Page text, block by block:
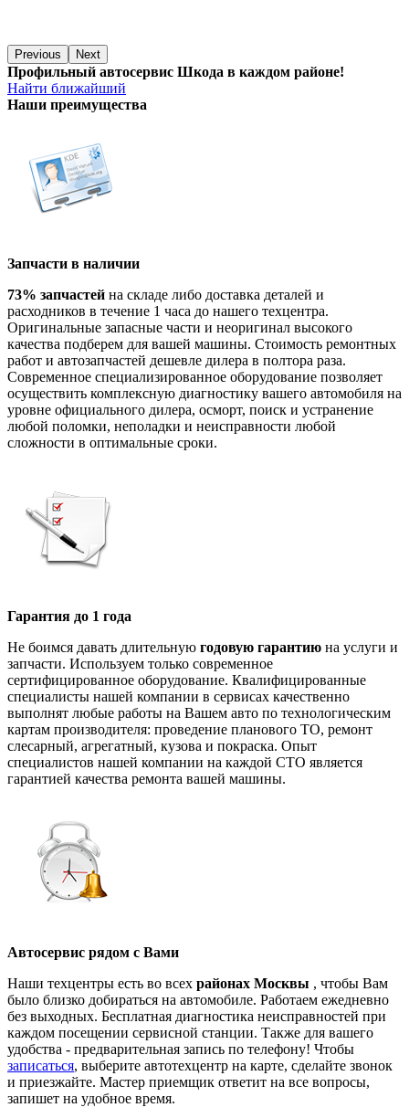
Previous Next
Профильный автосервис Шкода в каждом районе!
Найти ближайший
Наши преимущества
Запчасти в наличии
73% запчастей на складе либо доставка деталей и
расходников в течение 1 часа до нашего техцентра.
Оригинальные запасные части и неоригинал высокого
качества подберем для вашей машины. Стоимость ремонтных
работ и автозапчастей дешевле дилера в полтора раза.
Современное специализированное оборудование позволяет
осуществить комплексную диагностику вашего автомобиля на
уровне официального дилера, осморт, поиск и устранение
любой поломки, неполадки и неисправности любой
сложности в оптимальные сроки.
Гарантия до 1 года
Не боимся давать длительную годовую гарантию на услуги и
запчасти. Используем только современное
сертифицированное оборудование. Квалифицированные
специалисты нашей компании в сервисах качественно
выполнят любые работы на Вашем авто по технологическим
картам производителя: проведение планового ТО, ремонт
слесарный, агрегатный, кузова и покраска. Опыт
специалистов нашей компании на каждой СТО является
гарантией качества ремонта вашей машины.
Автосервис рядом с Вами
Наши техцентры есть во всех районах Москвы , чтобы Вам
было близко добираться на автомобиле. Работаем ежедневно
без выходных. Бесплатная диагностика неисправностей при
каждом посещении сервисной станции. Также для вашего
удобства - предварительная запись по телефону! Чтобы
записаться, выберите автотехцентр на карте, сделайте звонок
и приезжайте. Мастер приемщик ответит на все вопросы,
запишет на удобное время.